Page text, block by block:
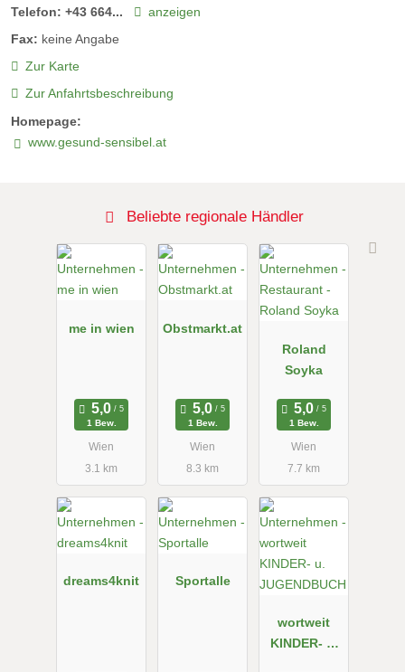
Telefon: +43 664...
anzeigen
Fax: keine Angabe
Zur Karte
Zur Anfahrtsbeschreibung
Homepage:
www.gesund-sensibel.at
Beliebte regionale Händler
me in wien
1 Bew.
Wien
3.1 km
Obstmarkt.at
1 Bew.
Wien
8.3 km
Roland
Soyka
1 Bew.
Wien
7.7 km
dreams4knit Sportalle
wortweit
KINDER- u.